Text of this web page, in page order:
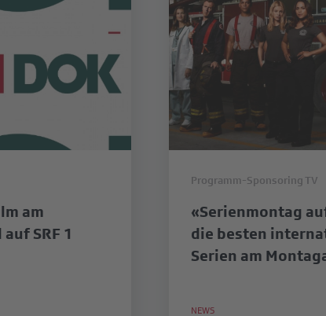
am
SRF 1
Programm-Sponsoring TV
«Serienmontag
die besten
Serien am
NEWS